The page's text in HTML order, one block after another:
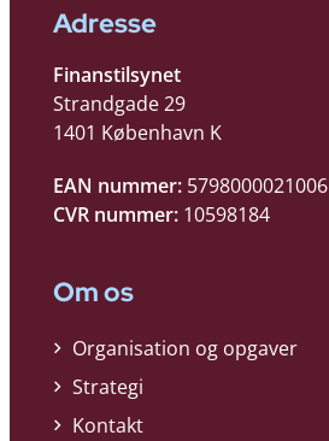
Adresse
Finanstilsynet
Strandgade 29
1401 København K
EAN nummer: 5798000021006
CVR nummer: 10598184
Om os
Organisation og opgaver
Strategi
Kontakt